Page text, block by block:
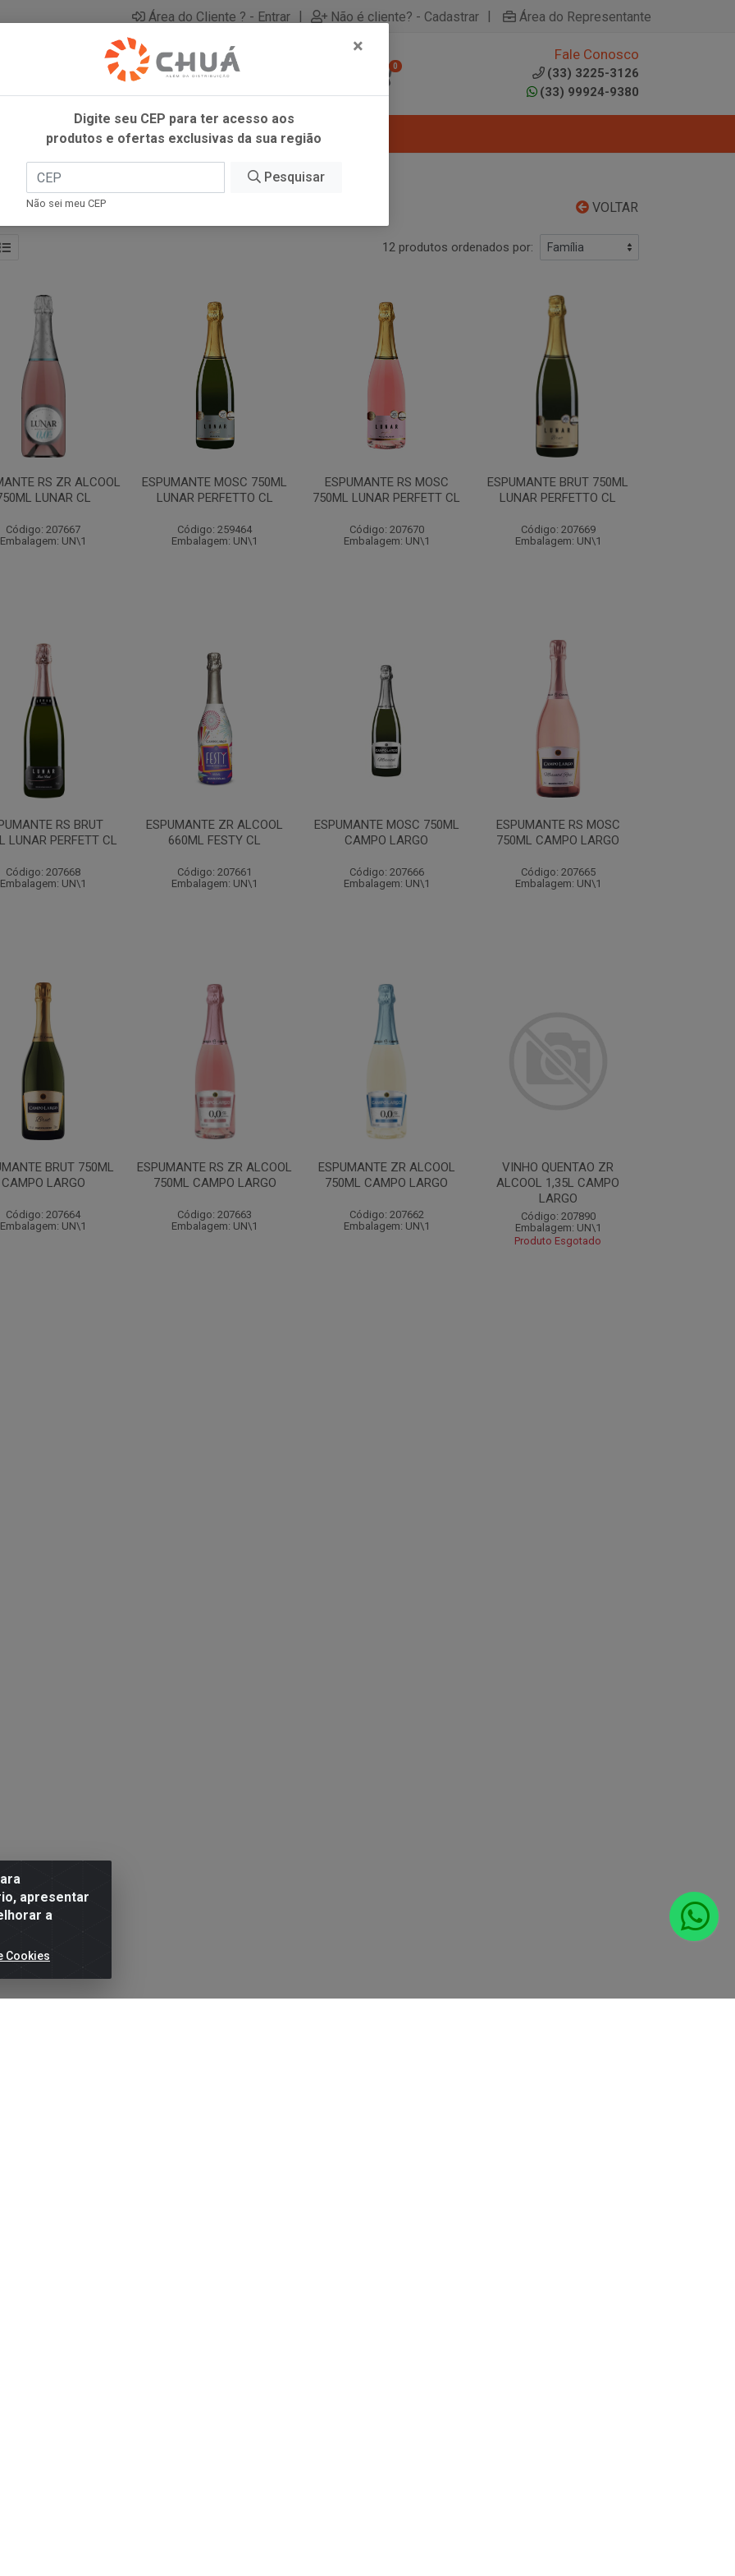
Área do Cliente ? - Entrar | Não é cliente? - Cadastrar | Área do Representante
0
Fale Conosco
(33) 3225-3126
(33) 99924-9380
VOLTAR
12 produtos ordenados por:
RS ZR ALCOOL
LUNAR CL
Código: 207667
Embalagem: UN\1
ESPUMANTE MOSC 750ML
LUNAR PERFETTO CL
Código: 259464
Embalagem: UN\1
ESPUMANTE RS MOSC
750ML LUNAR PERFETT CL
Código: 207670
Embalagem: UN\1
ESPUMANTE BRUT 750ML
LUNAR PERFETTO CL
Código: 207669
Embalagem: UN\1
RS BRUT
LUNAR PERFETT CL
Código: 207668
Embalagem: UN\1
ESPUMANTE ZR ALCOOL
660ML FESTY CL
Código: 207661
Embalagem: UN\1
ESPUMANTE MOSC 750ML
CAMPO LARGO
Código: 207666
Embalagem: UN\1
ESPUMANTE RS MOSC
750ML CAMPO LARGO
Código: 207665
Embalagem: UN\1
BRUT 750ML
CAMPO LARGO
Código: 207664
Embalagem: UN\1
ESPUMANTE RS ZR ALCOOL
750ML CAMPO LARGO
Código: 207663
Embalagem: UN\1
ESPUMANTE ZR ALCOOL
750ML CAMPO LARGO
Código: 207662
Embalagem: UN\1
VINHO QUENTAO ZR
ALCOOL 1,35L CAMPO
LARGO
Código: 207890
Embalagem: UN\1
Produto Esgotado
apresentar
a
Cookies
×
Digite seu CEP para ter acesso aos
produtos e ofertas exclusivas da sua região
Pesquisar
Não sei meu CEP